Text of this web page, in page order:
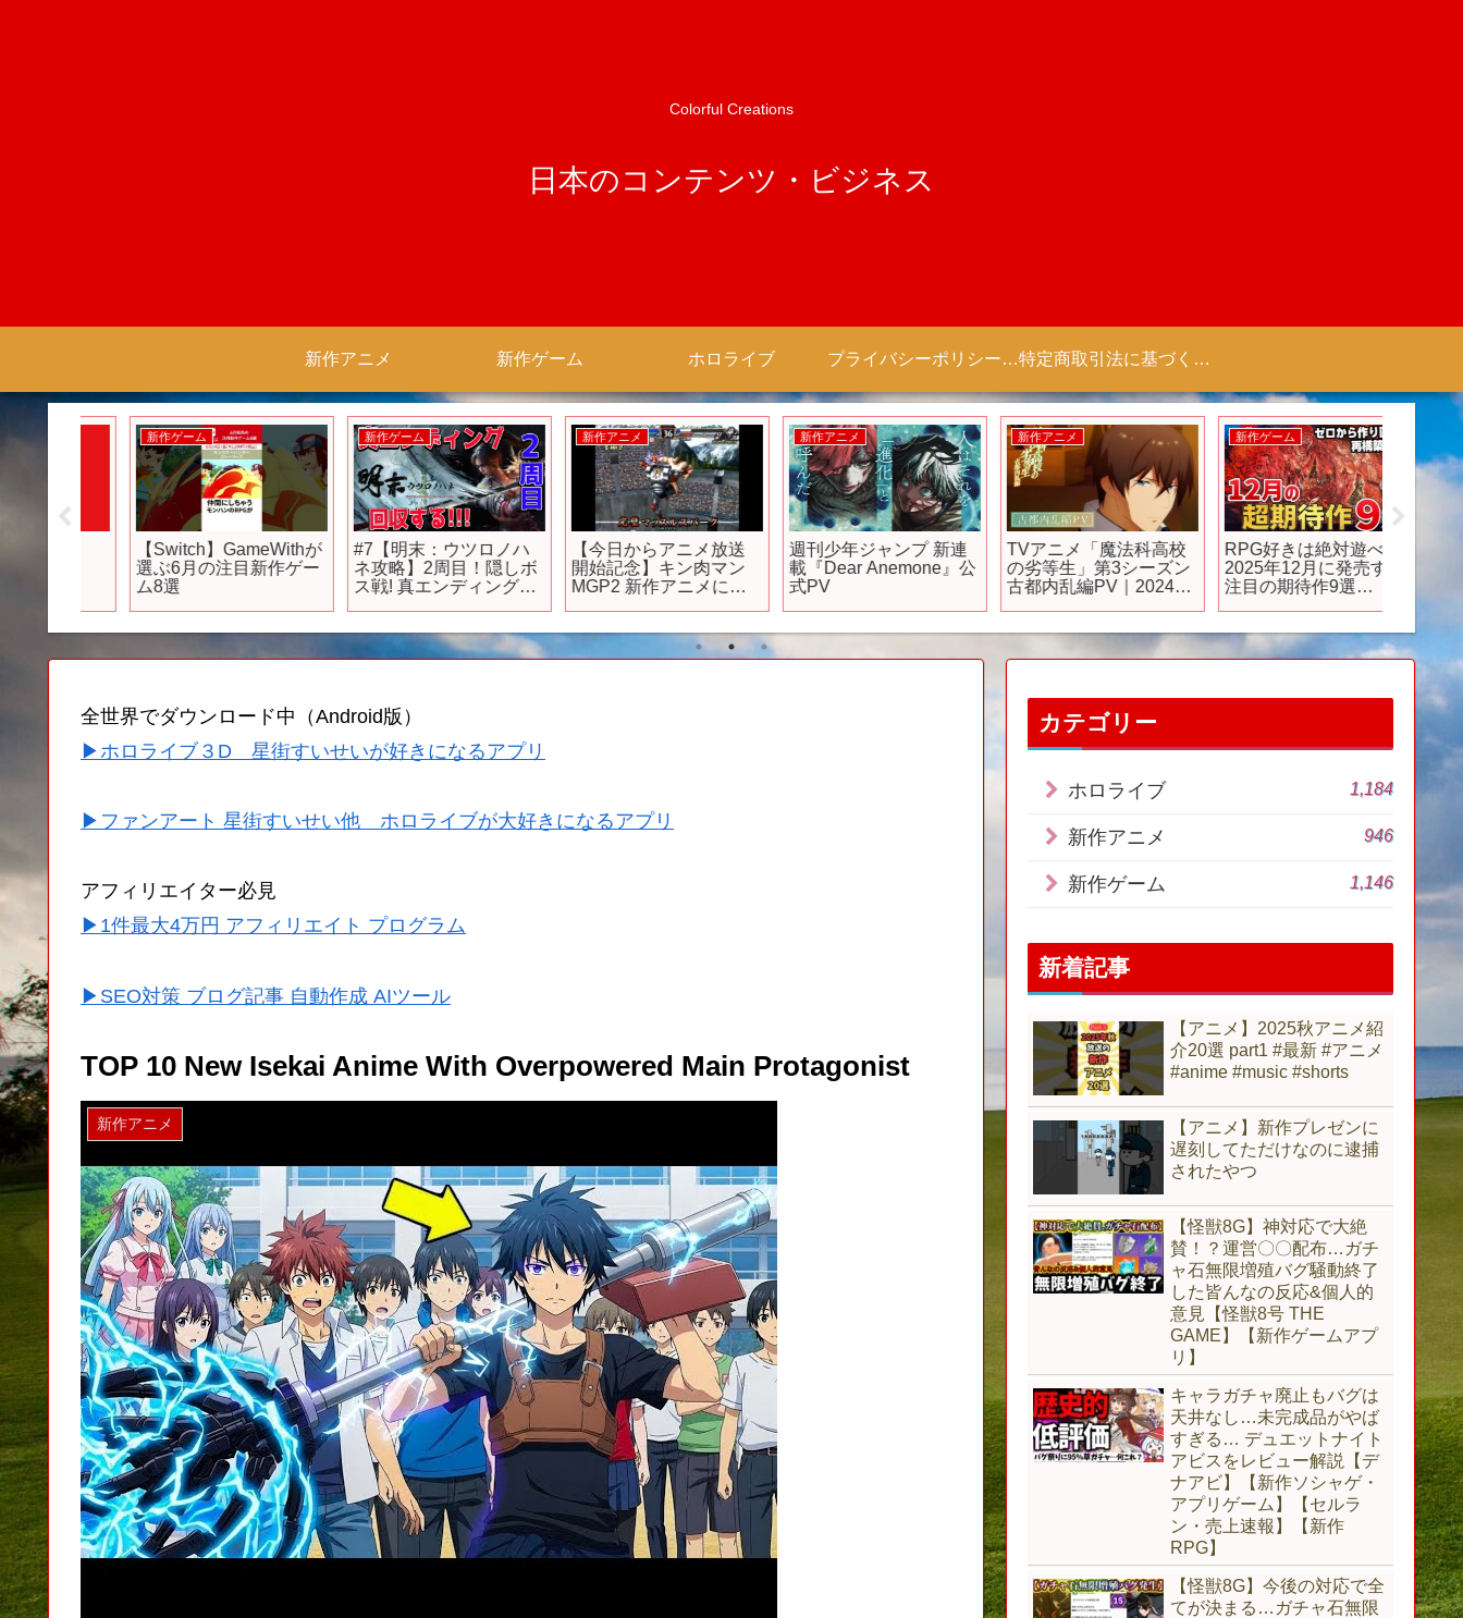
Colorful Creations
日本のコンテンツ・ビジネス
新作アニメ 新作ゲーム ホロライブ プライバシーポリシー 【Colorful Creation】 特定商取引法に基づく表記（商取引に関する開示）
新作ゲーム
【Switch】GameWithが
選ぶ6月の注目新作ゲー
新作ゲーム
#7【明末：ウツロノハ
ネ攻略】2周目！隠しボ
ス戦! 真エンディングま
Feathers/PS5pro】
新作アニメ
【今日からアニメ放送
開始記念】キン肉マン
MGP2 新作アニメに出
新作アニメ
週刊少年ジャンプ 新連
載『Dear Anemone』公
新作アニメ
TVアニメ「魔法科高校
の劣等生」第3シーズン
古都内乱編PV｜2024年
新作ゲーム
RPG好きは絶対遊べ！
2025年12月に発売する
注目の期待作9選
GAME
【怪獣
ーム】
【レビ
全世界でダウンロード中（Android版）
▶ホロライブ３D 星街すいせいが好きになるアプリ
▶ファンアート 星街すいせい他 ホロライブが大好きになるアプリ
アフィリエイター必見
▶1件最大4万円 アフィリエイト プログラム
▶SEO対策 ブログ記事 自動作成 AIツール
TOP 10 New Isekai Anime With Overpowered Main Protagonist
新作アニメ
カテゴリー
ホロライブ 1,184
新作アニメ 946
新作ゲーム 1,146
新着記事
【アニメ】2025秋アニメ紹
介20選 part1 #最新 #アニメ
#anime #music #shorts
【アニメ】新作プレゼンに
遅刻してただけなのに逮捕
されたやつ
【怪獣8G】神対応で大絶
賛！？運営〇〇配布…ガチ
ャ石無限増殖バグ騒動終了
した皆んなの反応&個人的
意見【怪獣8号 THE
GAME】【新作ゲームアプ
リ】
キャラガチャ廃止もバグは
天井なし…未完成品がやば
すぎる… デュエットナイト
アビスをレビュー解説【デ
ナアビ】【新作ソシャゲ・
アプリゲーム】【セルラ
ン・売上速報】【新作
RPG】
【怪獣8G】今後の対応で全
てが決まる…ガチャ石無限